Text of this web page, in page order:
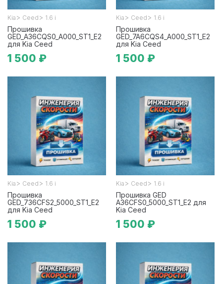
Kia > Ceed > 1.6 i
Прошивка
GED_A36CQS0_A000_ST1_E2
для Kia Ceed
1 500 ₽
Kia > Ceed > 1.6 i
Прошивка
GED_7A6CQS4_A000_ST1_E2
для Kia Ceed
1 500 ₽
Kia > Ceed > 1.6 i
Прошивка
GED_736CFS2_5000_ST1_E2
для Kia Ceed
1 500 ₽
Kia > Ceed > 1.6 i
Прошивка GED
A36CFS0_5000_ST1_E2 для
Kia Ceed
1 500 ₽